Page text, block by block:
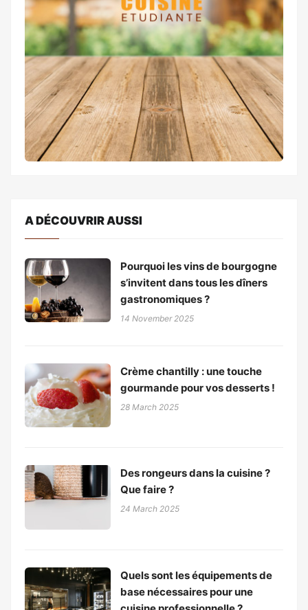
A DÉCOUVRIR AUSSI
Pourquoi les vins de bourgogne
s’invitent dans tous les dîners
gastronomiques ?
14 November 2025
Crème chantilly : une touche
gourmande pour vos desserts !
28 March 2025
Des rongeurs dans la cuisine ?
Que faire ?
24 March 2025
Quels sont les équipements de
base nécessaires pour une